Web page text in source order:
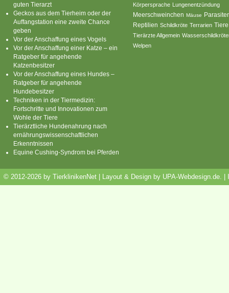
guten Tierarzt
Geckos aus dem Tierheim oder der
Auffangstation eine zweite Chance
geben
Vor der Anschaffung eines Vogels
Vor der Anschaffung einer Katze – ein
Ratgeber für angehende
Katzenbesitzer
Vor der Anschaffung eines Hundes –
Ratgeber für angehende
Hundebesitzer
Techniken in der Tiermedizin:
Fortschritte und Innovationen zum
Wohle der Tiere
Tierärztliche Hundenahrung nach
ernährungswissenschaftlichen
Erkenntnissen
Equine Cushing-Syndrom bei Pferden
Körpersprache
Lungenentzündung
Meerschweinchen Mäuse
Reptilien Schildkröte Terrarien Tiere
Tierärzte Allgemein
Welpen
© 2012-2026 by TierklinikenNet | Layout & Design by UPA-Webdesign.de.